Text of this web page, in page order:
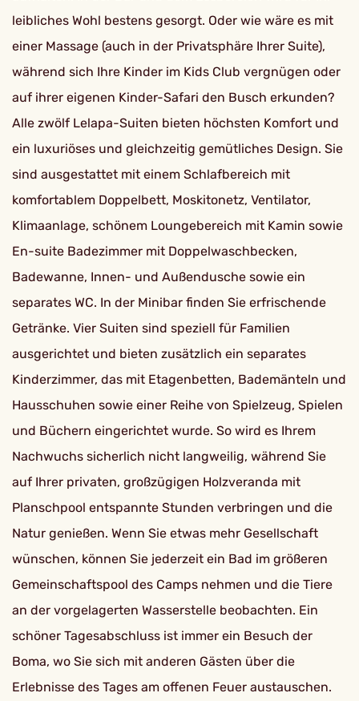
leibliches Wohl bestens gesorgt. Oder wie wäre es mit
einer Massage (auch in der Privatsphäre Ihrer Suite),
während sich Ihre Kinder im Kids Club vergnügen oder
auf ihrer eigenen Kinder-Safari den Busch erkunden?
Alle zwölf Lelapa-Suiten bieten höchsten Komfort und
ein luxuriöses und gleichzeitig gemütliches Design. Sie
sind ausgestattet mit einem Schlafbereich mit
komfortablem Doppelbett, Moskitonetz, Ventilator,
Klimaanlage, schönem Loungebereich mit Kamin sowie
En-suite Badezimmer mit Doppelwaschbecken,
Badewanne, Innen- und Außendusche sowie ein
separates WC. In der Minibar finden Sie erfrischende
Getränke. Vier Suiten sind speziell für Familien
ausgerichtet und bieten zusätzlich ein separates
Kinderzimmer, das mit Etagenbetten, Bademänteln und
Hausschuhen sowie einer Reihe von Spielzeug, Spielen
und Büchern eingerichtet wurde. So wird es Ihrem
Nachwuchs sicherlich nicht langweilig, während Sie
auf Ihrer privaten, großzügigen Holzveranda mit
Planschpool entspannte Stunden verbringen und die
Natur genießen. Wenn Sie etwas mehr Gesellschaft
wünschen, können Sie jederzeit ein Bad im größeren
Gemeinschaftspool des Camps nehmen und die Tiere
an der vorgelagerten Wasserstelle beobachten. Ein
schöner Tagesabschluss ist immer ein Besuch der
Boma, wo Sie sich mit anderen Gästen über die
Erlebnisse des Tages am offenen Feuer austauschen.